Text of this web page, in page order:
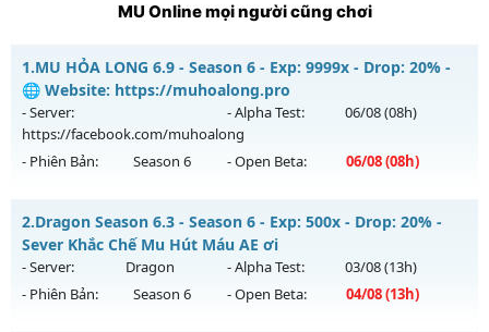
MU Online mọi người cũng chơi
1.MU HỎA LONG 6.9 - Season 6 - Exp: 9999x - Drop: 20% -
🌐 Website: https://muhoalong.pro
- Server:
https://facebook.com/muhoalong
- Alpha Test: 06/08(08h)
- Phiên Bản: Season 6 - Open Beta: 06/08(08h)
Mu mới ra tháng 08 2026 - Mở máy chủ
https://facebook.com/muhoalongvào 08h ngày
06/08/2626
2.Dragon Season 6.3 - Season 6 - Exp: 500x - Drop: 20% -
Sever Khắc Chế Mu Hút Máu AE ơi
- Server: Dragon - Alpha Test: 03/08(13h)
- Phiên Bản:
Season 6 - Open Beta: 04/08(13h)